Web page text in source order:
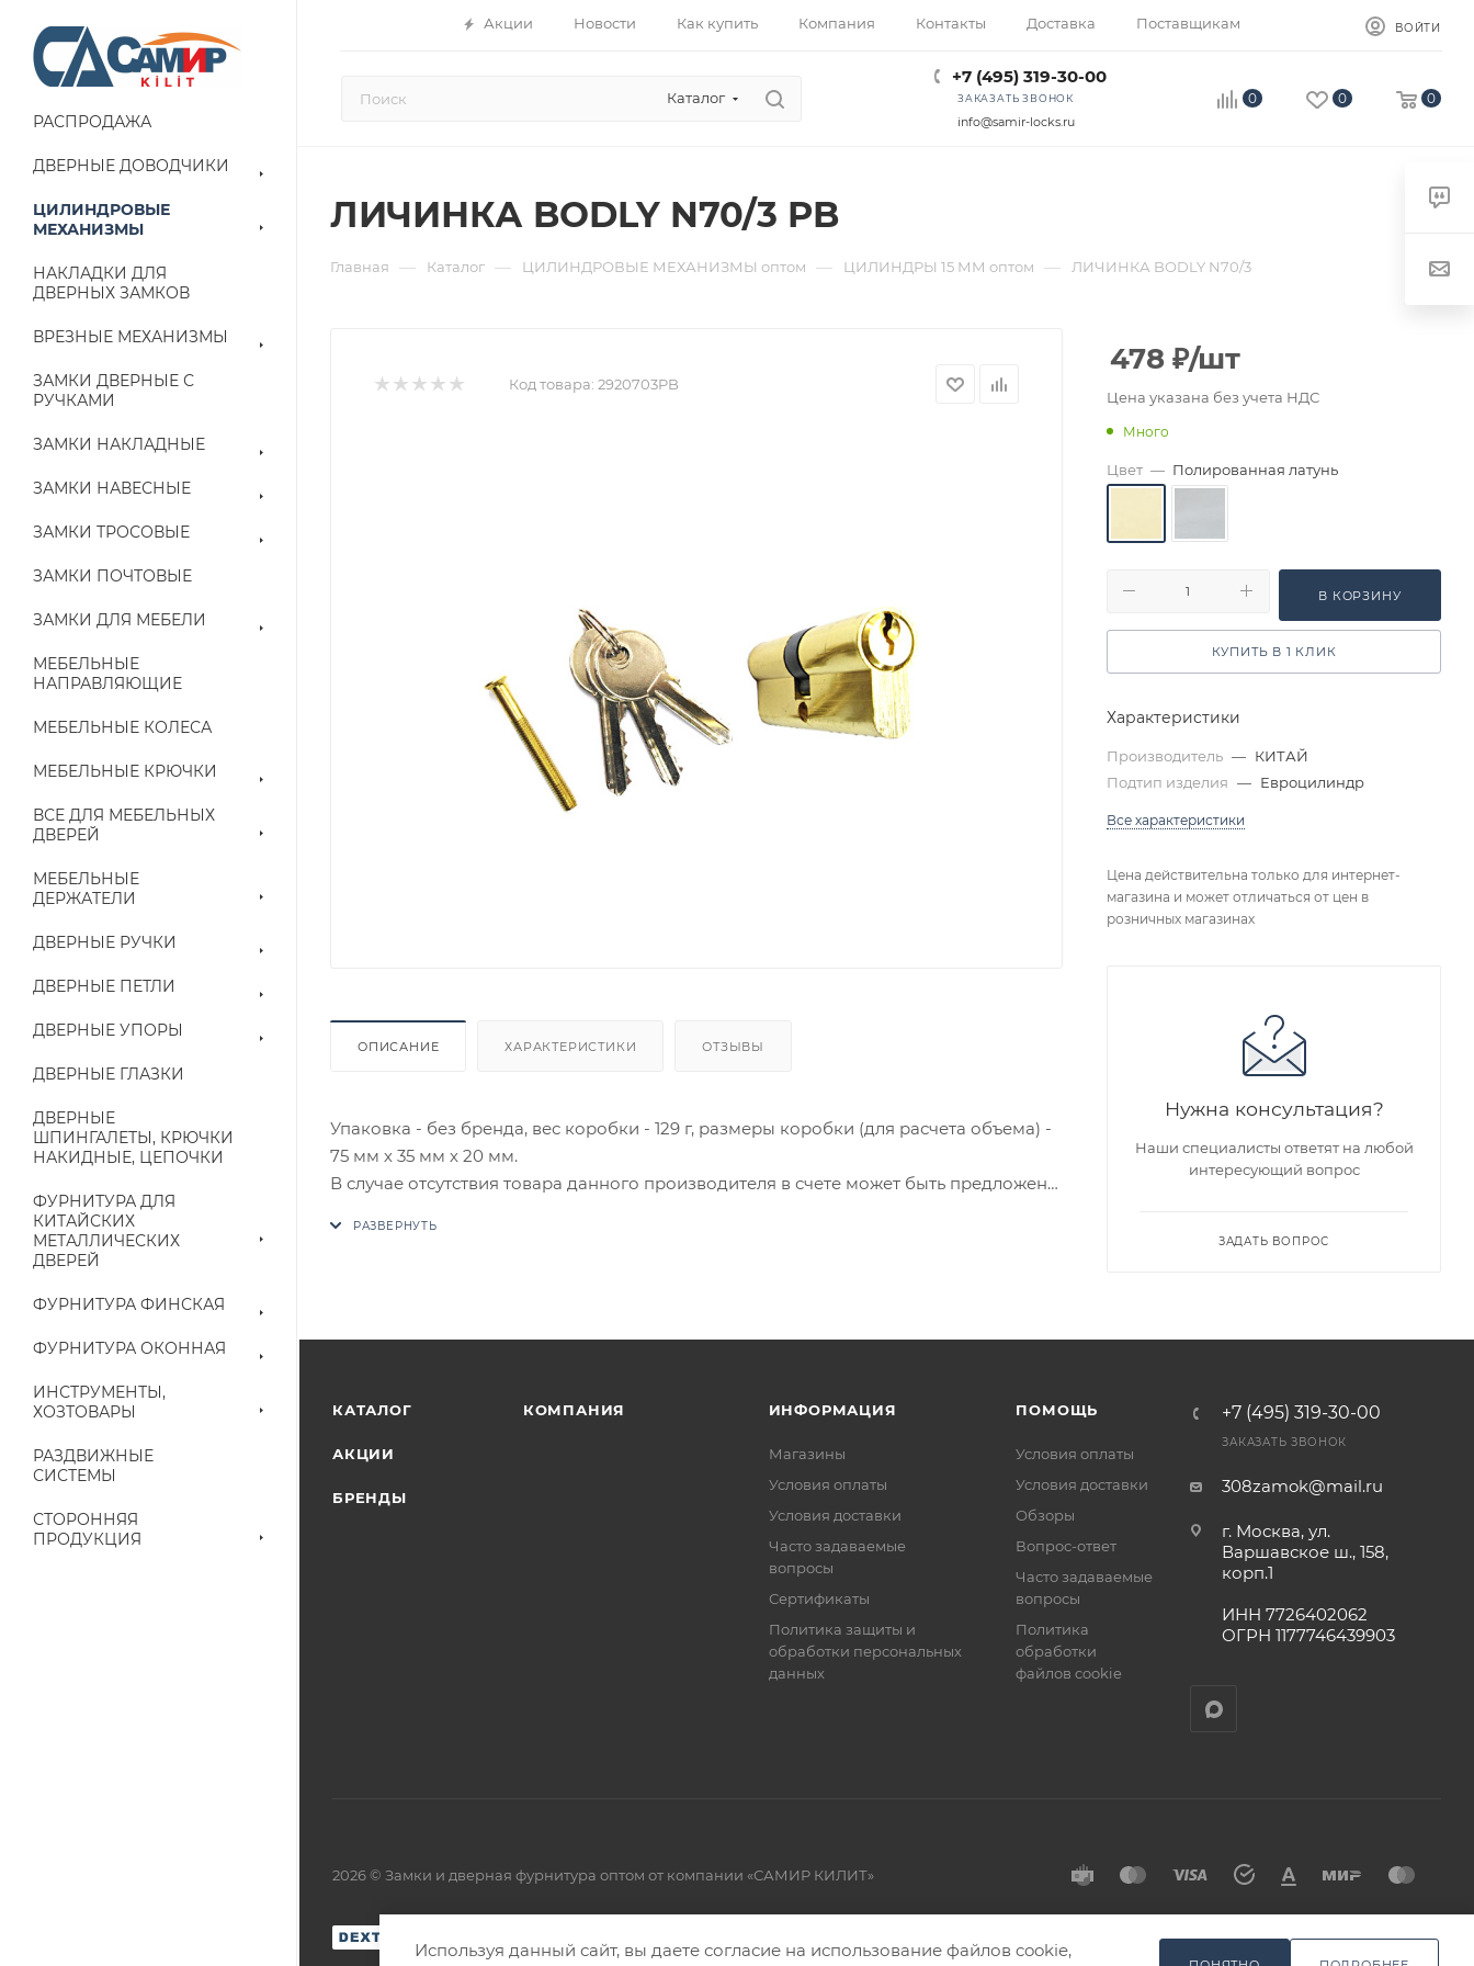
Акции Новости Как купить Компания Контакты Доставка Поставщикам ВОЙТИ
Каталог
+7 (495) 319-30-00
ЗАКАЗАТЬ ЗВОНОК
info@samir-locks.ru
0 0 0
РАСПРОДАЖА
ДВЕРНЫЕ ДОВОДЧИКИ
ЦИЛИНДРОВЫЕ
МЕХАНИЗМЫ
НАКЛАДКИ ДЛЯ
ДВЕРНЫХ ЗАМКОВ
ВРЕЗНЫЕ МЕХАНИЗМЫ
ЗАМКИ ДВЕРНЫЕ С
РУЧКАМИ
ЗАМКИ НАКЛАДНЫЕ
ЗАМКИ НАВЕСНЫЕ
ЗАМКИ ТРОСОВЫЕ
ЗАМКИ ПОЧТОВЫЕ
ЗАМКИ ДЛЯ МЕБЕЛИ
МЕБЕЛЬНЫЕ
НАПРАВЛЯЮЩИЕ
МЕБЕЛЬНЫЕ КОЛЕСА
МЕБЕЛЬНЫЕ КРЮЧКИ
ВСЕ ДЛЯ МЕБЕЛЬНЫХ
ДВЕРЕЙ
МЕБЕЛЬНЫЕ
ДЕРЖАТЕЛИ
ДВЕРНЫЕ РУЧКИ
ДВЕРНЫЕ ПЕТЛИ
ДВЕРНЫЕ УПОРЫ
ДВЕРНЫЕ ГЛАЗКИ
ДВЕРНЫЕ
ШПИНГАЛЕТЫ, КРЮЧКИ
НАКИДНЫЕ, ЦЕПОЧКИ
ФУРНИТУРА ДЛЯ
КИТАЙСКИХ
МЕТАЛЛИЧЕСКИХ
ДВЕРЕЙ
ФУРНИТУРА ФИНСКАЯ
ФУРНИТУРА ОКОННАЯ
ИНСТРУМЕНТЫ,
ХОЗТОВАРЫ
РАЗДВИЖНЫЕ
СИСТЕМЫ
СТОРОННЯЯ
ПРОДУКЦИЯ
ЛИЧИНКА BODLY N70/3 PB
Главная — Каталог — ЦИЛИНДРОВЫЕ МЕХАНИЗМЫ оптом — ЦИЛИНДРЫ 15 ММ оптом — ЛИЧИНКА BODLY N70/3
Код товара: 2920703PB
ОПИСАНИЕ ХАРАКТЕРИСТИКИ ОТЗЫВЫ
Упаковка - без бренда, вес коробки - 129 г, размеры коробки (для расчета объема) -
75 мм х 35 мм х 20 мм.
В случае отсутствия товара данного производителя в счете может быть предложен
выставленного счета.
478 ₽/шт
Цена указана без учета НДС
Много
Цвет — Полированная латунь
В КОРЗИНУ
КУПИТЬ В 1 КЛИК
Характеристики
Производитель — КИТАЙ
Подтип изделия — Евроцилиндр
Все характеристики
Цена действительна только для интернет-
магазина и может отличаться от цен в
розничных магазинах
Нужна консультация?
Наши специалисты ответят на любой
интересующий вопрос
ЗАДАТЬ ВОПРОС
Используя данный сайт, вы даете согласие на использование файлов cookie,
КАТАЛОГ
АКЦИИ
БРЕНДЫ
КОМПАНИЯ ИНФОРМАЦИЯ
Магазины
Условия оплаты
Условия доставки
Часто задаваемые
вопросы
Сертификаты
Политика защиты и
обработки персональных
данных
ПОМОЩЬ
Условия оплаты
Условия доставки
Обзоры
Вопрос-ответ
Часто задаваемые
вопросы
Политика
обработки
файлов cookie
+7 (495) 319-30-00
ЗАКАЗАТЬ ЗВОНОК
308zamok@mail.ru
г. Москва, ул.
Варшавское ш., 158,
корп.1
ИНН 7726402062
ОГРН 1177746439903
2026 © Замки и дверная фурнитура оптом от компании «САМИР КИЛИТ»